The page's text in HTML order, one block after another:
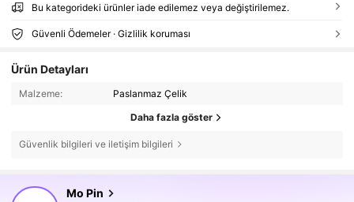
Bu kategorideki ürünler iade edilemez veya değiştirilemez.
Güvenli Ödemeler · Gizlilik koruması
Ürün Detayları
Malzeme: Paslanmaz Çelik
Daha fazla göster
Güvenlik bilgileri ve iletişim bilgileri
Mo Pin